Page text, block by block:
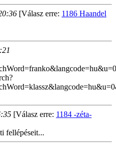
[Válasz erre: 1186 Haandel
[Válasz erre: 1184 -zéta-
fellépéseit...